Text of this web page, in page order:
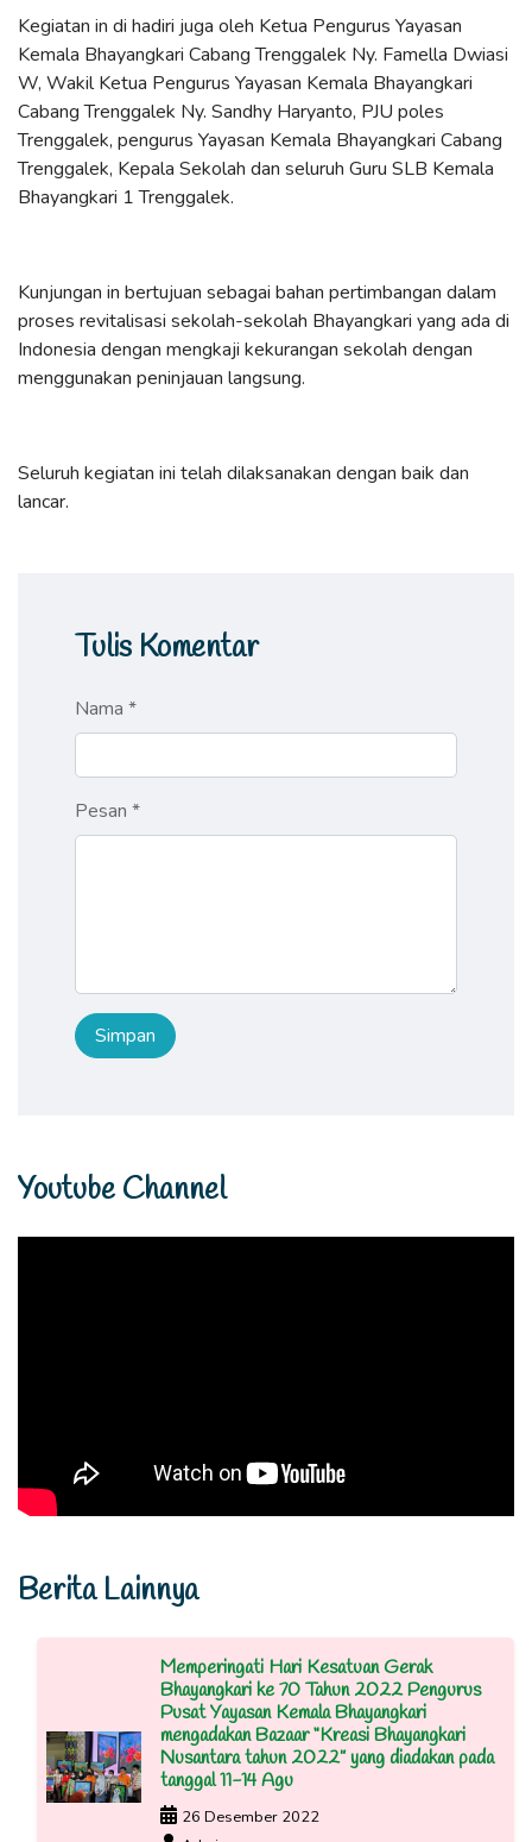
Kegiatan in di hadiri juga oleh Ketua Pengurus Yayasan
Kemala Bhayangkari Cabang Trenggalek Ny. Famella Dwiasi
W, Wakil Ketua Pengurus Yayasan Kemala Bhayangkari
Cabang Trenggalek Ny. Sandhy Haryanto, PJU poles
Trenggalek, pengurus Yayasan Kemala Bhayangkari Cabang
Trenggalek, Kepala Sekolah dan seluruh Guru SLB Kemala
Bhayangkari 1 Trenggalek.
Kunjungan in bertujuan sebagai bahan pertimbangan dalam
proses revitalisasi sekolah-sekolah Bhayangkari yang ada di
Indonesia dengan mengkaji kekurangan sekolah dengan
menggunakan peninjauan langsung.
Seluruh kegiatan ini telah dilaksanakan dengan baik dan
lancar.
Tulis Komentar
Nama *
Pesan *
Youtube Channel
Berita Lainnya
Memperingati Hari Kesatuan Gerak
Bhayangkari ke 70 Tahun 2022 Pengurus
Pusat Yayasan Kemala Bhayangkari
mengadakan Bazaar “Kreasi Bhayangkari
Nusantara tahun 2022” yang diadakan pada
tanggal 11-14 Agu
26 Desember 2022